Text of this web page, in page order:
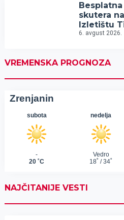
skutera
Izletištu
6. avgust 2026.
VREMENSKA PROGNOZA
NAJČITANIJE VESTI